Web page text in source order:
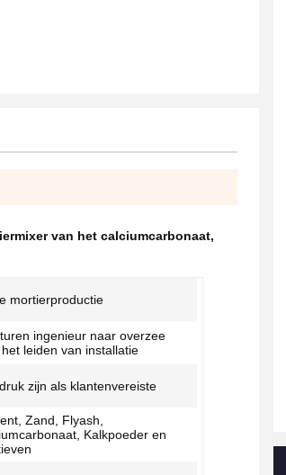
van het calciumcarbonaat,
mortierproductie
ingenieur naar overzee
leiden van installatie
zijn als klantenvereiste
Zand, Flyash,
Kalkpoeder en